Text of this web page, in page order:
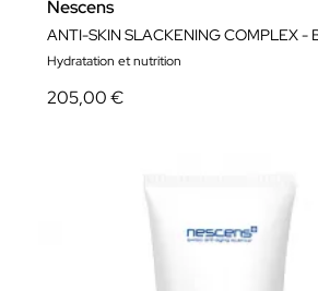
Nescens
ANTI-SKIN SLACKENING COMPLEX -
Hydratation et nutrition
205,00 €